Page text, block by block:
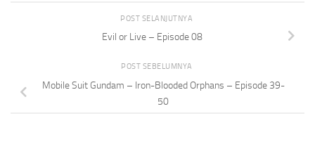
POST SELANJUTNYA
Evil or Live – Episode 08
POST SEBELUMNYA
Mobile Suit Gundam – Iron-Blooded Orphans – Episode 39-
50